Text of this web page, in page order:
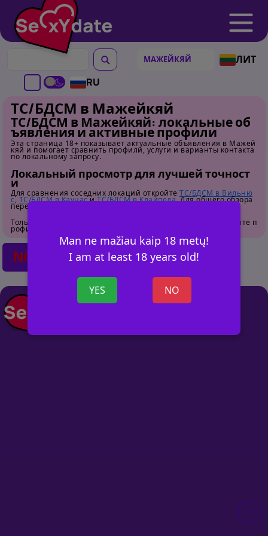
ЛИТ
RU
Man ne mažiau kaip 18 metų!
I am at least 18 years old!
YES NO
ТС/БДСМ в Мажейкяй
ТС/БДСМ в Мажейкяй: локальные об
ъявления и активные профили
Эта страница 18+ показывает актуальные объявления в Мажей
кяй и помогает сравнить профили, услуги и варианты контакта
по локальному запросу.
Локальный просмотр для лучшей точност
и
Для сравнения соседних локаций откройте ТС/БДСМ в Вильню
с, ТС/БДСМ в КаунасиТС/БДСМ в Клайпеда. Для общего обзора
перейдите на
Только для взрослых. Перед контактом внимательно изучайте п
рофили.
NO POSTS FOUND
+ ОБЪЯВ